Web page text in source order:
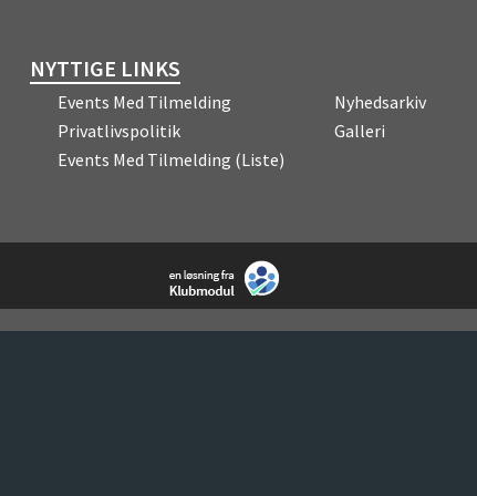
NYTTIGE LINKS
Events Med Tilmelding Nyhedsarkiv
Privatlivspolitik
Galleri
Events Med Tilmelding (liste)